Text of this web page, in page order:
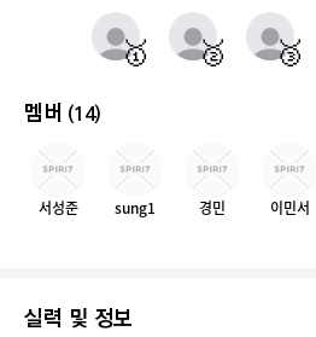
매주 월요일부터 일요일까지 가장 클라이밍 시간
동점자 처리방식 : 클라이밍 횟
🥇 🥈 🥉
멤버 (14)
서성준 sung1 경민 이민서
실력 및 정보